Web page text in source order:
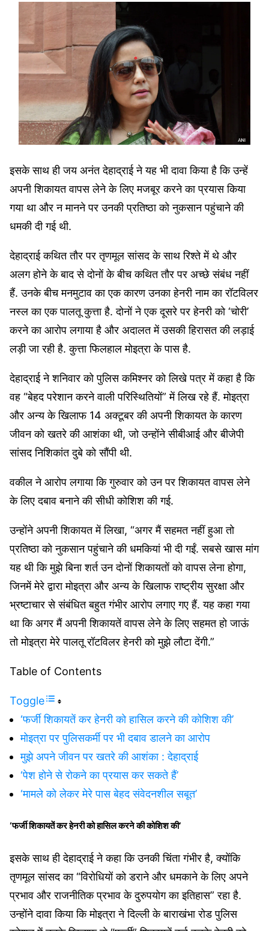
इसके साथ ही जय अनंत देहाद्राई ने यह भी दावा किया है कि उन्हें
अपनी शिकायत वापस लेने के लिए मजबूर करने का प्रयास किया
गया था और न मानने पर उनकी प्रतिष्ठा को नुकसान पहुंचाने की
धमकी दी गई थी.
देहाद्राई कथित तौर पर तृणमूल सांसद के साथ रिश्ते में थे और
अलग होने के बाद से दोनों के बीच कथित तौर पर अच्छे संबंध नहीं
हैं. उनके बीच मनमुटाव का एक कारण उनका हेनरी नाम का रॉटविलर
नस्‍ल का एक पालतू कुत्ता है. दोनों ने एक दूसरे पर हेनरी को ‘चोरी’
करने का आरोप लगाया है और अदालत में उसकी हिरासत की लड़ाई
लड़ी जा रही है. कुत्ता फिलहाल मोइत्रा के पास है.
देहाद्राई ने शनिवार को पुलिस कमिश्‍नर को लिखे पत्र में कहा है कि
वह “बेहद परेशान करने वाली परिस्थितियों” में लिख रहे हैं. मोइत्रा
और अन्य के खिलाफ 14 अक्टूबर की अपनी शिकायत के कारण
जीवन को खतरे की आशंका थी, जो उन्होंने सीबीआई और बीजेपी
सांसद निशिकांत दुबे को सौंपी थी.
वकील ने आरोप लगाया कि गुरुवार को उन पर शिकायत वापस लेने
के लिए दबाव बनाने की सीधी कोशिश की गई.
उन्‍होंने अपनी शिकायत में लिखा, “अगर मैं सहमत नहीं हुआ तो
प्रतिष्ठा को नुकसान पहुंचाने की धमकियां भी दी गईं. सबसे खास मांग
यह थी कि मुझे बिना शर्त उन दोनों शिकायतों को वापस लेना होगा,
जिनमें मेरे द्वारा मोइत्रा और अन्य के खिलाफ राष्ट्रीय सुरक्षा और
भ्रष्टाचार से संबंधित बहुत गंभीर आरोप लगाए गए हैं. यह कहा गया
था कि अगर मैं अपनी शिकायतें वापस लेने के लिए सहमत हो जाऊं
तो मोइत्रा मेरे पालतू रॉटविलर हेनरी को मुझे लौटा देंगी.”
Table of Contents
Toggle
‘फर्जी शिकायतें कर हेनरी को हासिल करने की कोशिश की’
मोइत्रा पर पुलिसकर्मी पर भी दबाव डालने का आरोप
मुझे अपने जीवन पर खतरे की आशंका : देहाद्राई
‘पेश होने से रोकने का प्रयास कर सकते हैं’
‘मामले को लेकर मेरे पास बेहद संवेदनशील सबूत’
‘फर्जी शिकायतें कर हेनरी को हासिल करने की कोशिश की’
इसके साथ ही देहाद्राई ने कहा कि उनकी चिंता गंभीर है, क्‍योंकि
तृणमूल सांसद का “विरोधियों को डराने और धमकाने के लिए अपने
प्रभाव और राजनीतिक प्रभाव के दुरुपयोग का इतिहास” रहा है.
उन्‍होंने दावा किया कि मोइत्रा ने दिल्ली के बाराखंभा रोड पुलिस